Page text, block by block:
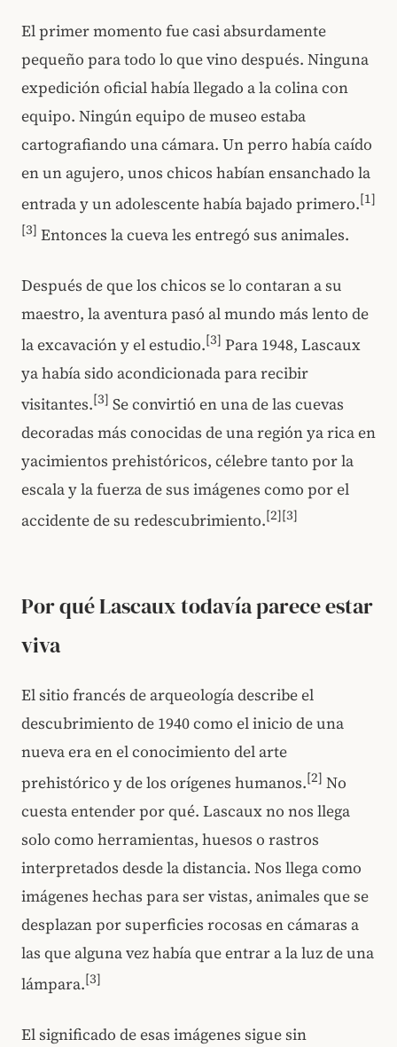
El primer momento fue casi absurdamente
pequeño para todo lo que vino después. Ninguna
expedición oficial había llegado a la colina con
equipo. Ningún equipo de museo estaba
cartografiando una cámara. Un perro había caído
en un agujero, unos chicos habían ensanchado la
entrada y un adolescente había bajado primero.[1]
[3] Entonces la cueva les entregó sus animales.
Después de que los chicos se lo contaran a su
maestro, la aventura pasó al mundo más lento de
la excavación y el estudio.[3] Para 1948, Lascaux
ya había sido acondicionada para recibir
visitantes.[3] Se convirtió en una de las cuevas
decoradas más conocidas de una región ya rica en
yacimientos prehistóricos, célebre tanto por la
escala y la fuerza de sus imágenes como por el
accidente de su redescubrimiento.[2][3]
Por qué Lascaux todavía parece estar
viva
El sitio francés de arqueología describe el
descubrimiento de 1940 como el inicio de una
nueva era en el conocimiento del arte
prehistórico y de los orígenes humanos.[2] No
cuesta entender por qué. Lascaux no nos llega
solo como herramientas, huesos o rastros
interpretados desde la distancia. Nos llega como
imágenes hechas para ser vistas, animales que se
desplazan por superficies rocosas en cámaras a
las que alguna vez había que entrar a la luz de una
lámpara.[3]
El significado de esas imágenes sigue sin